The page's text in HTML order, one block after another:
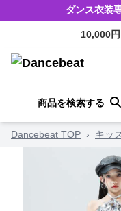
ダンス衣装
10,000
商品を検索する
Dancebeat TOP › キッ